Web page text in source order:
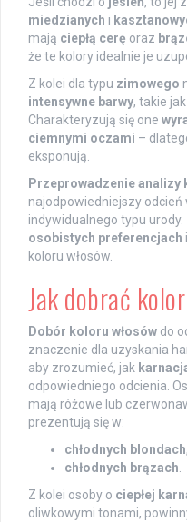
miedzianych i
mają ciepłą cerę oraz
że te kolory idealnie je
Z kolei dla typu zimowego
intensywne barwy, takie jak
Charakteryzują się one
ciemnymi oczami –
eksponują.
Przeprowadzenie analizy
najodpowiedniejszy odcień
indywidualnego typu urody.
osobistych preferencjach i
koloru włosów.
Jak dobrać
Dobór koloru włosów do
znaczenie dla uzyskania
aby zrozumieć, jak
odpowiedniego odcienia.
mają różowe lub
prezentują się w:
chłodnych blondach
chłodnych brązach
Z kolei osoby o ciepłej
oliwkowymi tonami,